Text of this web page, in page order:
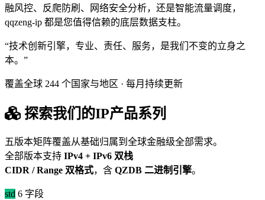
融风控、反爬防刷、网络安全分析，还是智能流量调度，
qqzeng-ip 都是您值得信赖的底层数据支柱。
“技术创新引擎，专业、责任、服务，是我们不变的立身之
本。”
覆盖全球 244 个国家与地区 · 每月持续更新
探索我们的IP产品系列
五版本矩阵覆盖从基础归属到全球金融级全部需求。
全部版本支持 IPv4 + IPv6 双栈
CIDR / Range 双格式，含 QZDB 二进制引擎。
std 6 字段